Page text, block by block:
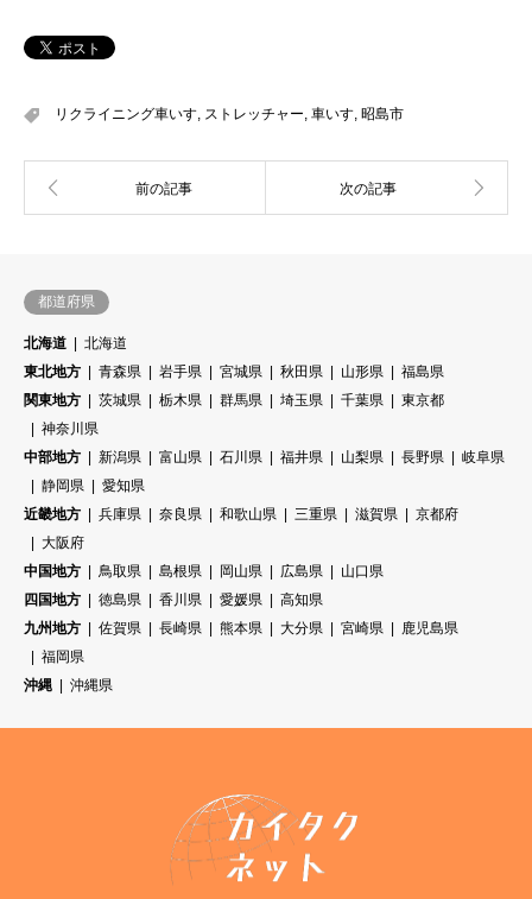
リクライニング車いす ストレッチャー 車いす 昭島市
都道府県
北海道
北海道
東北地方
青森県 岩手県 宮城県 秋田県 山形県
福島県
関東地方
茨城県 栃木県 群馬県 埼玉県 千葉県
東京都
神奈川県
中部地方
新潟県 富山県 石川県 福井県 山梨県 長野県
岐阜県
静岡県
愛知県
近畿地方
兵庫県 奈良県 和歌山県 三重県 滋賀県
京都府
大阪府
中国地方
鳥取県 島根県 岡山県 広島県
山口県
四国地方
徳島県 香川県 愛媛県
高知県
九州地方
佐賀県 長崎県 熊本県 大分県 宮崎県
鹿児島県
福岡県
沖縄
沖縄県